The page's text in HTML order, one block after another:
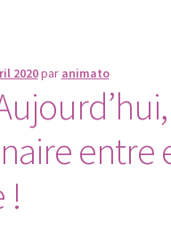
2020par animato
entre
!